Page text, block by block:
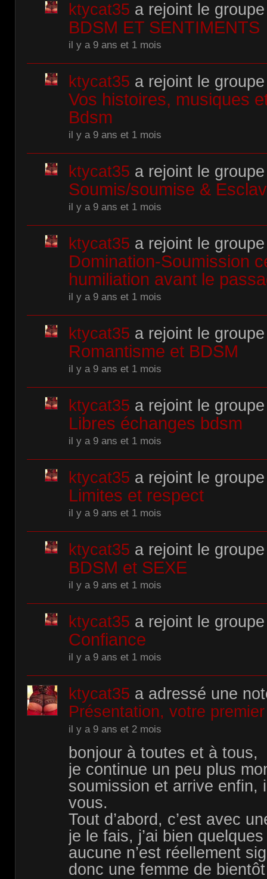
ktycat35 a rejoint le groupe
BDSM ET SENTIMENTS
il y a 9 ans et 1 mois
ktycat35 a rejoint le groupe
Vos histoires, musiques
Bdsm
il y a 9 ans et 1 mois
ktycat35 a rejoint le groupe
Soumis/soumise &
il y a 9 ans et 1 mois
ktycat35 a rejoint le groupe
Domination-Soumission
humiliation avant le
il y a 9 ans et 1 mois
ktycat35 a rejoint le groupe
Romantisme et BDSM
il y a 9 ans et 1 mois
ktycat35 a rejoint le groupe
Libres échanges bdsm
il y a 9 ans et 1 mois
ktycat35 a rejoint le groupe
Limites et respect
il y a 9 ans et 1 mois
ktycat35 a rejoint le groupe
BDSM et SEXE
il y a 9 ans et 1 mois
ktycat35 a rejoint le groupe
Confiance
il y a 9 ans et 1 mois
ktycat35 a adressé une
Présentation, votre
il y a 9 ans et 2 mois
bonjour à toutes et à tous,
je continue un peu plus
soumission et arrive enfin,
vous.
Tout d’abord, c’est avec
je le fais, j’ai bien
aucune n’est réellement
donc une femme de